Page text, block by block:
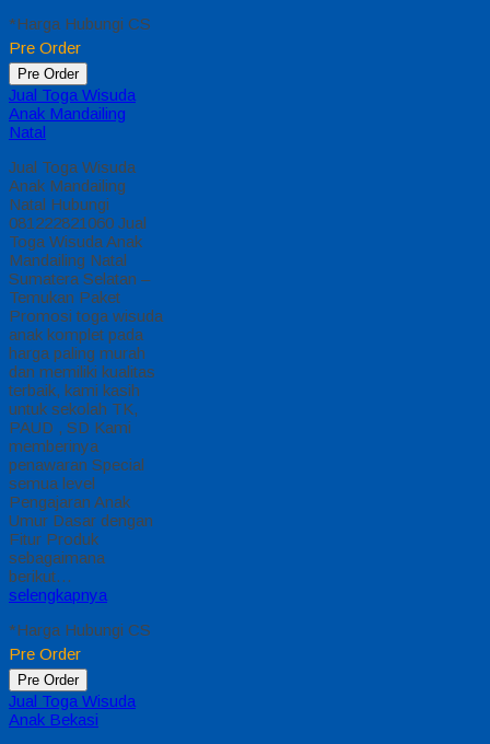
*Harga Hubungi CS
Pre Order
Pre Order
Jual Toga Wisuda
Anak Mandailing
Natal
Jual Toga Wisuda
Anak Mandailing
Natal Hubungi
081222821060 Jual
Toga Wisuda Anak
Mandailing Natal
Sumatera Selatan –
Temukan Paket
Promosi toga wisuda
anak komplet pada
harga paling murah
dan memiliki kualitas
terbaik, kami kasih
untuk sekolah TK,
PAUD , SD Kami
memberinya
penawaran Special
semua level
Pengajaran Anak
Umur Dasar dengan
Fitur Produk
sebagaimana
berikut…
selengkapnya
*Harga Hubungi CS
Pre Order
Pre Order
Jual Toga Wisuda
Anak Bekasi